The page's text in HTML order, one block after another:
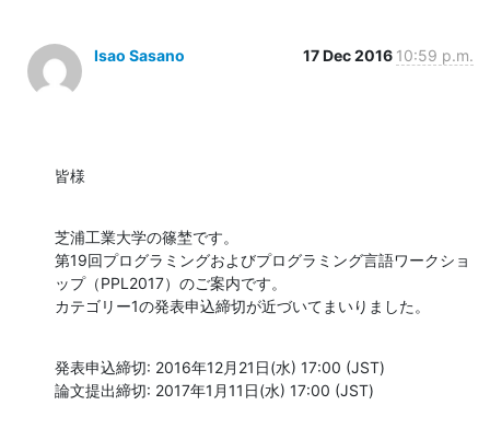
Isao Sasano 17 Dec 2016 10:59 p.m.
皆様
芝浦工業大学の篠埜です。
第19回プログラミングおよびプログラミング言語ワークショ
ップ（PPL2017）のご案内です。
カテゴリー1の発表申込締切が近づいてまいりました。
発表申込締切: 2016年12月21日(水) 17:00 (JST)
論文提出締切: 2017年1月11日(水) 17:00 (JST)